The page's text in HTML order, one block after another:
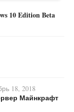
10 Edition Beta
18, 2018
Майнкрафт